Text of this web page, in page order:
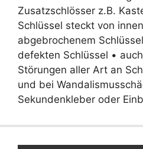
Zusatzschlösser z.B.
Schlüssel steckt von
abgebrochenem
defekten Schlüssel •
Störungen aller Art an
und bei
Sekundenkleber oder